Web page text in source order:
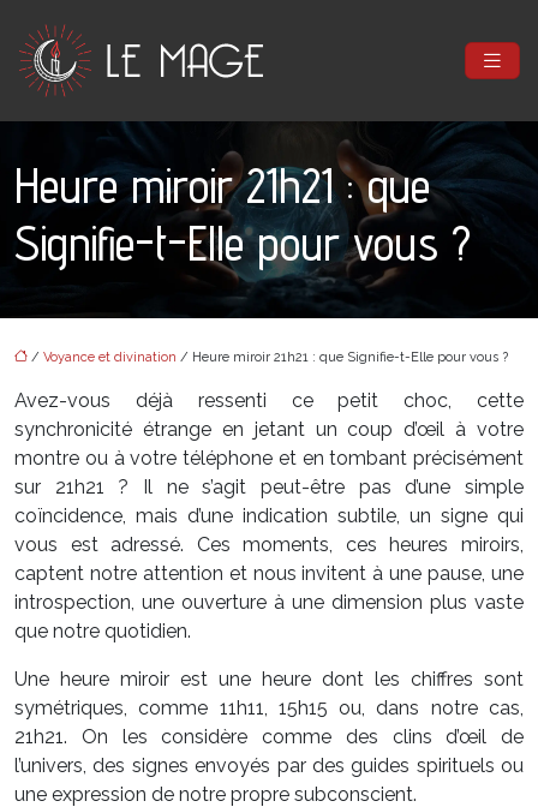
Heure miroir 21h21 : que
Signifie-t-Elle pour vous ?
/ Voyance et divination / Heure miroir 21h21 : que Signifie-t-Elle pour vous ?
Avez-vous déjà ressenti ce petit choc, cette
synchronicité étrange en jetant un coup d’œil à votre
montre ou à votre téléphone et en tombant précisément
sur 21h21 ? Il ne s’agit peut-être pas d’une simple
coïncidence, mais d’une indication subtile, un signe qui
vous est adressé. Ces moments, ces heures miroirs,
captent notre attention et nous invitent à une pause, une
introspection, une ouverture à une dimension plus vaste
que notre quotidien.
Une heure miroir est une heure dont les chiffres sont
symétriques, comme 11h11, 15h15 ou, dans notre cas,
21h21. On les considère comme des clins d’œil de
l’univers, des signes envoyés par des guides spirituels ou
une expression de notre propre subconscient.